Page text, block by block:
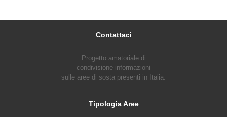
Contattaci
Progetto amatoriale di
condivisione informazioni
sulle aree di sosta presenti in Italia.
Tipologia Aree